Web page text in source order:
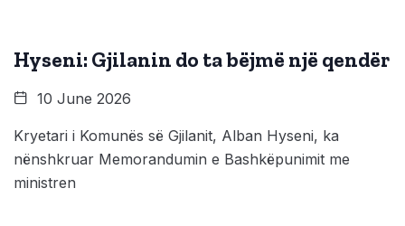
Hyseni: Gjilanin do ta bëjmë një qendër
10 June 2026
Kryetari i Komunës së Gjilanit, Alban Hyseni, ka
nënshkruar Memorandumin e Bashkëpunimit me
ministren